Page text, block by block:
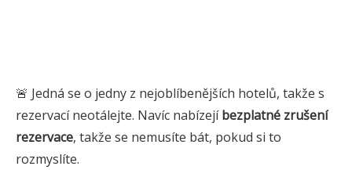
🚨 Jedná se o jedny z nejoblíbenějších hotelů, takže s
rezervací neotálejte. Navíc nabízejíbezplatné zrušení
rezervace, takže se nemusíte bát, pokud si to
rozmyslíte.